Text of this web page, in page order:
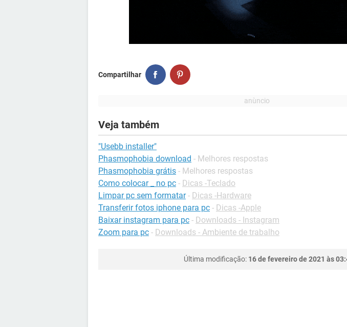
Compartilhar
Veja também
"Usebb installer"
Phasmophobia download - Melhores respostas
Phasmophobia grátis - Melhores respostas
Como colocar _ no pc - Dicas -Teclado
Limpar pc sem formatar - Dicas -Hardware
Transferir fotos iphone para pc - Dicas -Apple
Baixar instagram para pc - Downloads - Instagram
Zoom para pc - Downloads - Ambiente de trabalho
Última modificação: 16 de fevereiro de 2021 às